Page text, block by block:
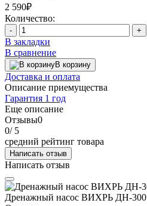
2 590₽
Количество:
- +
В закладки
В сравнение
В корзину
Доставка и оплата
Описание приемущества
Гарантия 1 год
Еще описание
Отзывы0
0/ 5
средний рейтинг товара
Написать отзыв
Написать отзыв
Дренажный насос ВИХРЬ ДН-300